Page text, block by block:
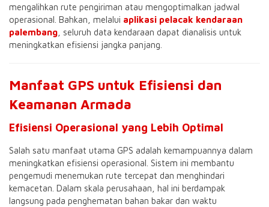
mengalihkan rute pengiriman atau mengoptimalkan jadwal
operasional. Bahkan, melalui aplikasi pelacak kendaraan
palembang , seluruh data kendaraan dapat dianalisis untuk
meningkatkan efisiensi jangka panjang.
Manfaat GPS untuk Efisiensi dan
Keamanan Armada
Efisiensi Operasional yang Lebih Optimal
Salah satu manfaat utama GPS adalah kemampuannya dalam
meningkatkan efisiensi operasional. Sistem ini membantu
pengemudi menemukan rute tercepat dan menghindari
kemacetan. Dalam skala perusahaan, hal ini berdampak
langsung pada penghematan bahan bakar dan waktu